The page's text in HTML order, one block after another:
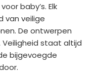
baby’s. Elk
van veilige
De ontwerpen
Veiligheid staat altijd
bijgevoegde